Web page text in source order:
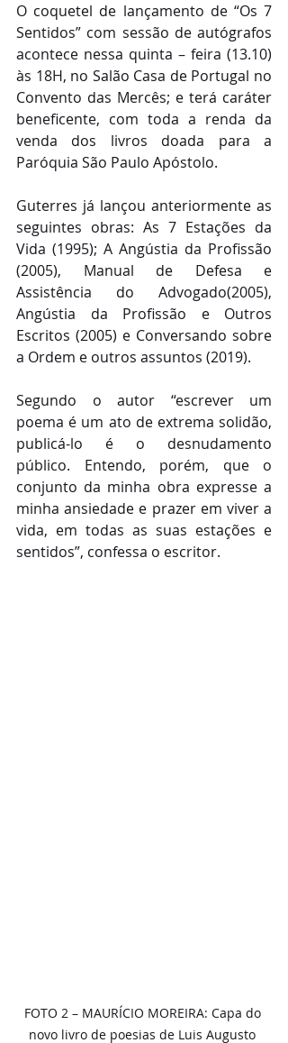
O coquetel de lançamento de “Os 7
Sentidos” com sessão de autógrafos
acontece nessa quinta – feira (13.10)
às 18H, no Salão Casa de Portugal no
Convento das Mercês; e terá caráter
beneficente, com toda a renda da
venda dos livros doada para a
Paróquia São Paulo Apóstolo.
Guterres já lançou anteriormente as
seguintes obras: As 7 Estações da
Vida (1995); A Angústia da Profissão
(2005), Manual de Defesa e
Assistência do Advogado(2005),
Angústia da Profissão e Outros
Escritos (2005) e Conversando sobre
a Ordem e outros assuntos (2019).
Segundo o autor “escrever um
poema é um ato de extrema solidão,
publicá-lo é o desnudamento
público. Entendo, porém, que o
conjunto da minha obra expresse a
minha ansiedade e prazer em viver a
vida, em todas as suas estações e
sentidos”, confessa o escritor.
FOTO 2 – MAURÍCIO MOREIRA: Capa do
novo livro de poesias de Luis Augusto